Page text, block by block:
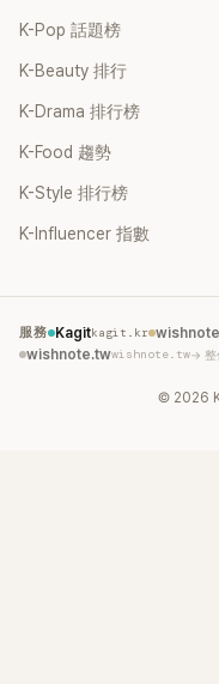
K-Pop 話題榜
K-Beauty 排行
K-Drama 排行榜
K-Food 趨勢
K-Style 排行榜
K-Influencer 指數
服務 Kagitkagit.kr
wishnote.twwishnote.tw→ 整
© 2026